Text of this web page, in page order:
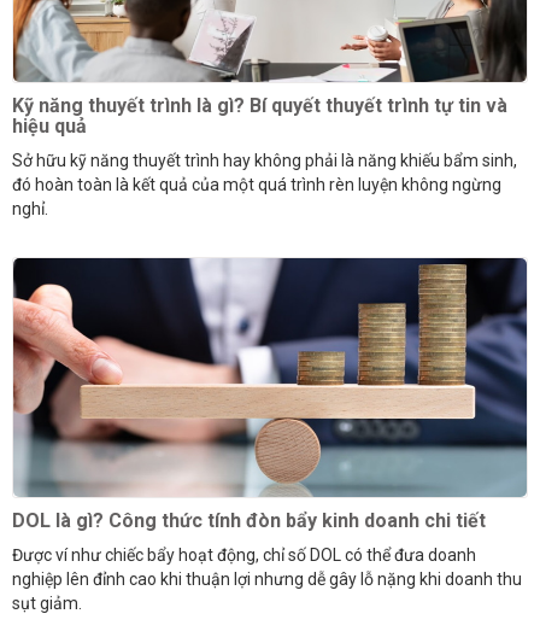
Kỹ năng thuyết trình là gì? Bí quyết thuyết trình tự tin và
hiệu quả
Sở hữu kỹ năng thuyết trình hay không phải là năng khiếu bẩm sinh,
đó hoàn toàn là kết quả của một quá trình rèn luyện không ngừng
nghỉ.
DOL là gì? Công thức tính đòn bẩy kinh doanh chi tiết
Được ví như chiếc bẩy hoạt động, chỉ số DOL có thể đưa doanh
nghiệp lên đỉnh cao khi thuận lợi nhưng dễ gây lỗ nặng khi doanh thu
sụt giảm.